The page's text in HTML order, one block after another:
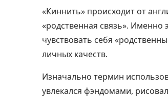
«Киннить» происходит от
«родственная связь». Именно
чувствовать себя
личных качеств.
Изначально термин
увлекался фэндомами,